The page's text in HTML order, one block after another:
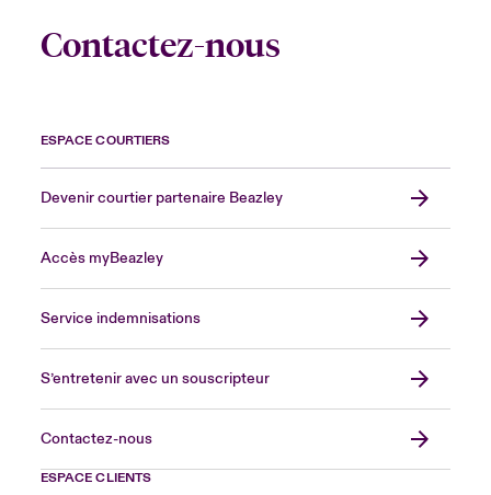
Contactez-nous
ESPACE COURTIERS
Devenir courtier partenaire Beazley
Accès myBeazley
Service indemnisations
S’entretenir avec un souscripteur
Contactez-nous
ESPACE CLIENTS